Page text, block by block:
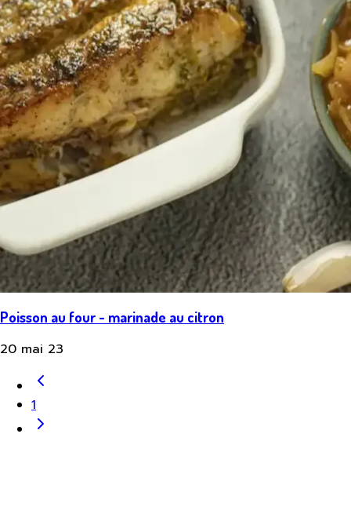
Poisson au four - marinade au citron
20 mai 23
1